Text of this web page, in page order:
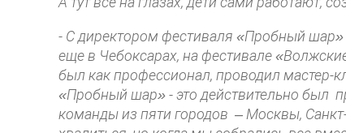
- С директором фестиваля «Пробный
еще в Чебоксарах, на фестивале
был как профессионал, проводил мастер-
«Пробный шар» - это действительно был
команды из пяти городов – Москвы,